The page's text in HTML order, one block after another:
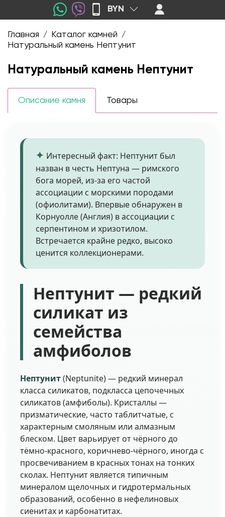
BYN
Главная / Каталог камней /
Натуральный камень Нептунит
Натуральный камень Нептунит
Описание камня Товары
Интересный факт: Нептунит был
назван в честь Нептуна — римского
бога морей, из-за его частой
ассоциации с морскими породами
(офиолитами). Впервые обнаружен в
Корнуолле (Англия) в ассоциации с
серпентином и хризотилом.
Встречается крайне редко, высоко
ценится коллекционерами.
Нептунит — редкий
силикат из
семейства
амфиболов
Нептунит(Neptunite) — редкий минерал
класса силикатов, подкласса цепочечных
силикатов (амфиболы). Кристаллы —
призматические, часто таблитчатые, с
характерным смоляным или алмазным
блеском. Цвет варьирует от чёрного до
тёмно-красного, коричнево-чёрного, иногда с
просвечиванием в красных тонах на тонких
сколах. Нептунит является типичным
минералом щелочных и гидротермальных
образований, особенно в нефелиновых
сиенитах и карбонатитах.